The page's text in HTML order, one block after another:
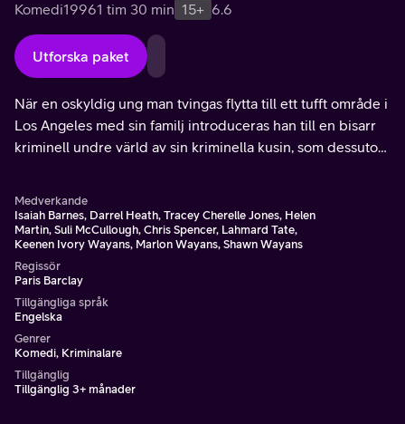
Komedi19961 tim 30 min 15+ 6.6
Utforska paket
När en oskyldig ung man tvingas flytta till ett tufft område i
Los Angeles med sin familj introduceras han till en bisarr
kriminell undre värld av sin kriminella kusin, som dessutom
Medverkande
Isaiah Barnes, Darrel Heath, Tracey Cherelle Jones, Helen
Martin, Suli McCullough, Chris Spencer, Lahmard Tate,
Keenen Ivory Wayans, Marlon Wayans, Shawn Wayans
Regissör
Paris Barclay
Tillgängliga språk
Engelska
Genrer
Komedi, Kriminalare
Tillgänglig
Tillgänglig 3+ månader